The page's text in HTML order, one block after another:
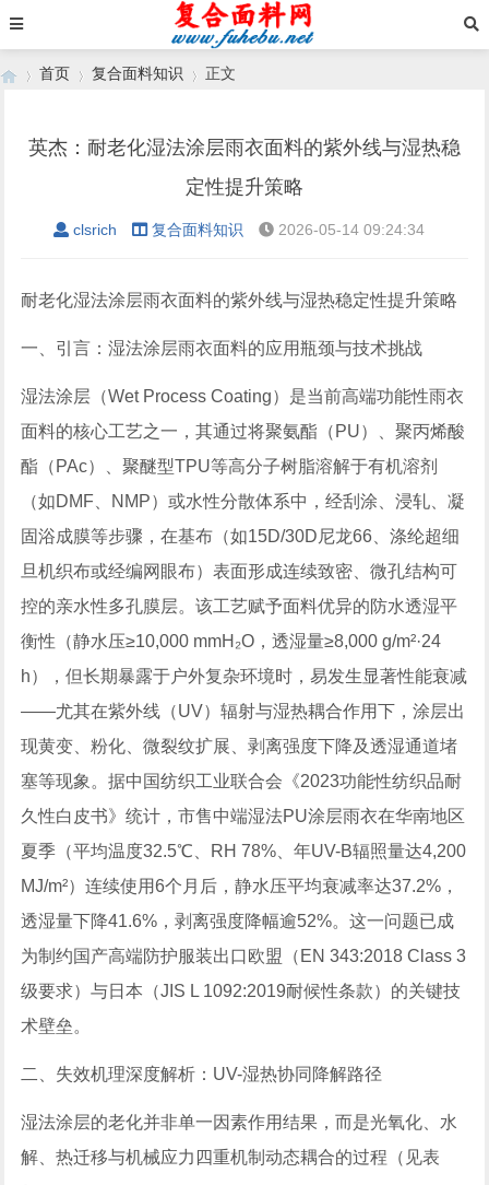
首页 复合面料知识 正文
英杰：耐老化湿法涂层雨衣面料的紫外线与湿热稳
定性提升策略
clsrich 复合面料知识 2026-05-14 09:24:34
耐老化湿法涂层雨衣面料的紫外线与湿热稳定性提升策略
一、引言：湿法涂层雨衣面料的应用瓶颈与技术挑战
湿法涂层（Wet Process Coating）是当前高端功能性雨衣
面料的核心工艺之一，其通过将聚氨酯（PU）、聚丙烯酸
酯（PAc）、聚醚型TPU等高分子树脂溶解于有机溶剂
（如DMF、NMP）或水性分散体系中，经刮涂、浸轧、凝
固浴成膜等步骤，在基布（如15D/30D尼龙66、涤纶超细
旦机织布或经编网眼布）表面形成连续致密、微孔结构可
控的亲水性多孔膜层。该工艺赋予面料优异的防水透湿平
衡性（静水压≥10,000 mmH₂O，透湿量≥8,000 g/m²·24
h），但长期暴露于户外复杂环境时，易发生显著性能衰减
——尤其在紫外线（UV）辐射与湿热耦合作用下，涂层出
现黄变、粉化、微裂纹扩展、剥离强度下降及透湿通道堵
塞等现象。据中国纺织工业联合会《2023功能性纺织品耐
久性白皮书》统计，市售中端湿法PU涂层雨衣在华南地区
夏季（平均温度32.5℃、RH 78%、年UV-B辐照量达4,200
MJ/m²）连续使用6个月后，静水压平均衰减率达37.2%，
透湿量下降41.6%，剥离强度降幅逾52%。这一问题已成
为制约国产高端防护服装出口欧盟（EN 343:2018 Class 3
级要求）与日本（JIS L 1092:2019耐候性条款）的关键技
术壁垒。
二、失效机理深度解析：UV-湿热协同降解路径
湿法涂层的老化并非单一因素作用结果，而是光氧化、水
解、热迁移与机械应力四重机制动态耦合的过程（见表